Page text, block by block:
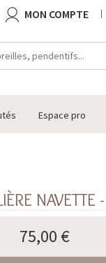
MON COMPTE
Espace pro
NAVETTE
75,00 €